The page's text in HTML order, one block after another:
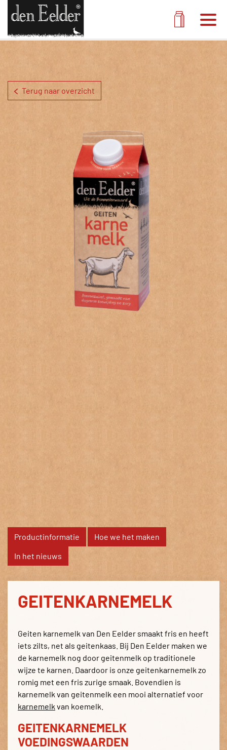
Melk pakMenu
Terug naar overzicht
Productinformatie
Hoe we het maken
In het nieuws
GEITENKARNEMELK
Geiten karnemelk van Den Eelder smaakt fris en heeft
iets zilts, net als geitenkaas. Bij Den Eelder maken we
de karnemelk nog door geitenmelk op traditionele
wijze te karnen. Daardoor is onze geitenkarnemelk zo
romig met een fris zurige smaak. Bovendien is
karnemelk van geitenmelk een mooi alternatief voor
karnemelk van koemelk.
GEITENKARNEMELK
VOEDINGSWAARDEN